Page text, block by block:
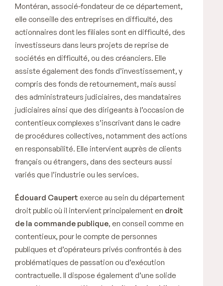
Montéran, associé-fondateur de ce département,
elle conseille des entreprises en difficulté, des
actionnaires dont les filiales sont en difficulté, des
investisseurs dans leurs projets de reprise de
sociétés en difficulté, ou des créanciers. Elle
assiste également des fonds d’investissement, y
compris des fonds de retournement, mais aussi
des administrateurs judiciaires, des mandataires
judiciaires ainsi que des dirigeants à l’occasion de
contentieux complexes s’inscrivant dans le cadre
de procédures collectives, notamment des actions
en responsabilité. Elle intervient auprès de clients
français ou étrangers, dans des secteurs aussi
variés que l’industrie ou les services.
Édouard Caupert exerce au sein du département
droit public où il intervient principalement en droit
de la commande publique, en conseil comme en
contentieux, pour le compte de personnes
publiques et d’opérateurs privés confrontés à des
problématiques de passation ou d’exécution
contractuelle. Il dispose également d’une solide